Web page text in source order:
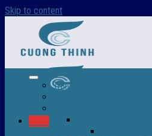
Skip to content
Trang chủ – Màng co POF